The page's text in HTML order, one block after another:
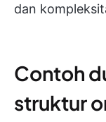
dan
Contoh
struktur